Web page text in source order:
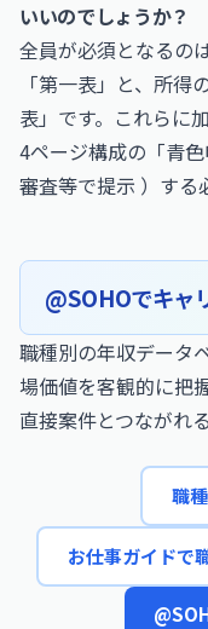
いいのでしょうか？
全員が必須となるの
「第一表」と、所
表」です。これらに
4ページ構成の「青
審査等で提示 ）する
@SOHOでキャ
職種別の年収データ
場価値を客観的に把
直接案件とつながれ
職
お仕事ガイドで